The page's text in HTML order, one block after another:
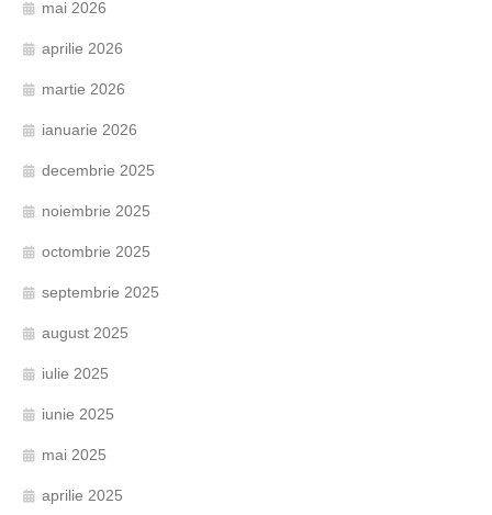
mai 2026
aprilie 2026
martie 2026
ianuarie 2026
decembrie 2025
noiembrie 2025
octombrie 2025
septembrie 2025
august 2025
iulie 2025
iunie 2025
mai 2025
aprilie 2025